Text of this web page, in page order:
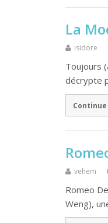
La
isidore
Toujours
décrypte
vehem
Romeo
Weng),